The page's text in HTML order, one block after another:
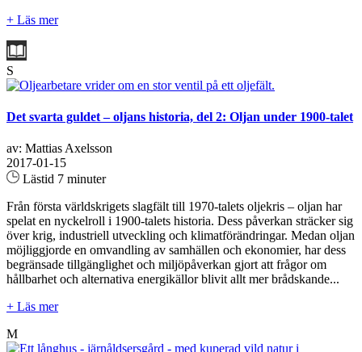
+ Läs mer
S
Det svarta guldet – oljans historia, del 2: Oljan under 1900-talet
av: Mattias Axelsson
2017-01-15
Lästid 7 minuter
Från första världskrigets slagfält till 1970-talets oljekris – oljan har
spelat en nyckelroll i 1900-talets historia. Dess påverkan sträcker sig
över krig, industriell utveckling och klimatförändringar. Medan oljan
möjliggjorde en omvandling av samhällen och ekonomier, har dess
begränsade tillgänglighet och miljöpåverkan gjort att frågor om
hållbarhet och alternativa energikällor blivit allt mer brådskande...
+ Läs mer
M